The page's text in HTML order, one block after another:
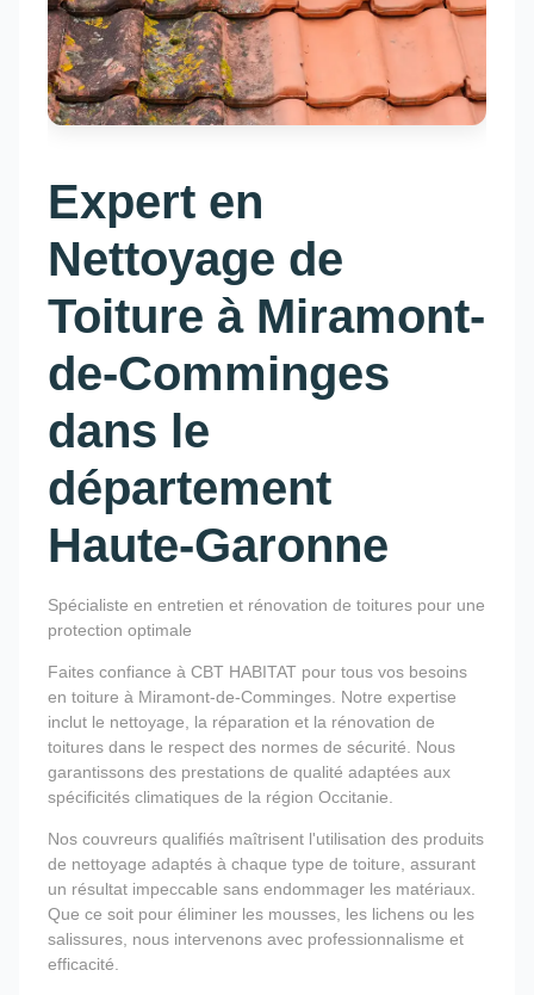
Expert en
Nettoyage de
Toiture à Miramont-
de-Comminges
dans le
département
Haute-Garonne
Spécialiste en entretien et rénovation de toitures pour une
protection optimale
Faites confiance à CBT HABITAT pour tous vos besoins
en toiture à Miramont-de-Comminges. Notre expertise
inclut le nettoyage, la réparation et la rénovation de
toitures dans le respect des normes de sécurité. Nous
garantissons des prestations de qualité adaptées aux
spécificités climatiques de la région Occitanie.
Nos couvreurs qualifiés maîtrisent l'utilisation des produits
de nettoyage adaptés à chaque type de toiture, assurant
un résultat impeccable sans endommager les matériaux.
Que ce soit pour éliminer les mousses, les lichens ou les
salissures, nous intervenons avec professionnalisme et
efficacité.